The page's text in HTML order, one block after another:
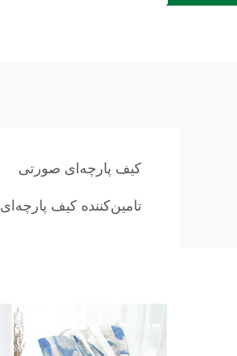
کیف پارچه‌ای صورتی
تامین‌کننده کیف پارچه‌ای